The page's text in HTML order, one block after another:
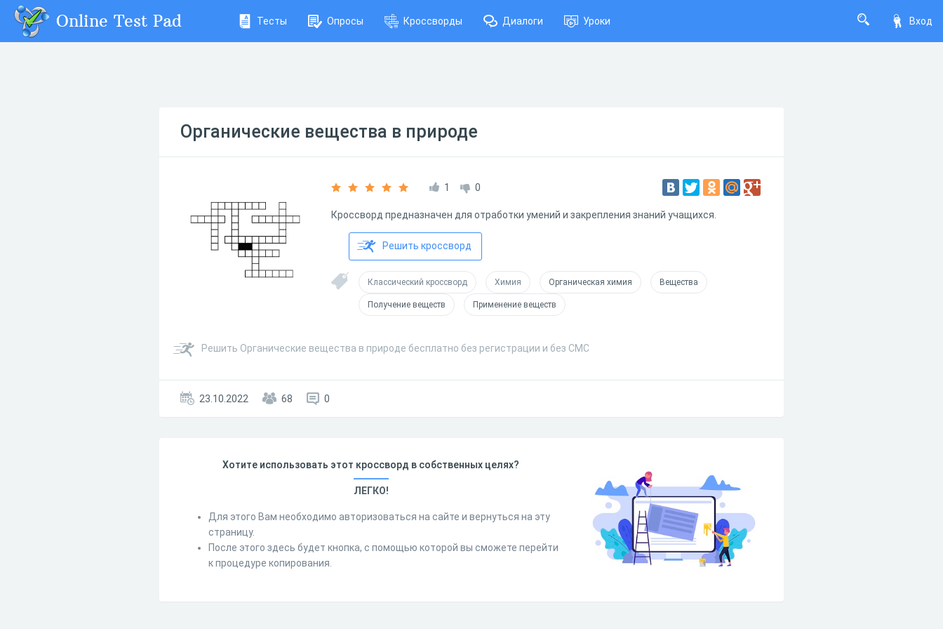
Вход
Online Test Pad Тесты Опросы Кроссворды Диалоги Уроки
Органические вещества в природе
1 0
Кроссворд предназначен для отработки умений и закрепления знаний учащихся.
Решить кроссворд
Классический кроссворд Химия Органическая химия Вещества
Получение веществ Применение веществ
Решить Органические вещества в природе бесплатно без регистрации и без СМС
23.10.2022 68 0
Хотите использовать этот кроссворд в собственных целях?
ЛЕГКО!
Для этого Вам необходимо авторизоваться на сайте и вернуться на эту
страницу.
После этого здесь будет кнопка, с помощью которой вы сможете перейти
к процедуре копирования.